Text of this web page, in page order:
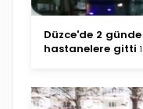
Düzce'de 2
hastanelere gitti